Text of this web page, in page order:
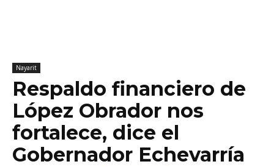
Nayarit
Respaldo financiero de
López Obrador nos
fortalece, dice el
Gobernador Echevarría